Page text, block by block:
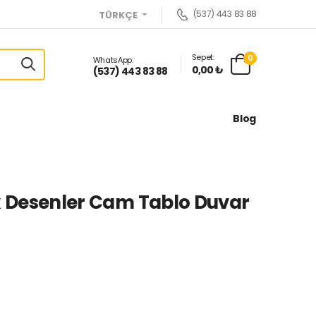
TÜRKÇE (537) 443 83 88
WhatsApp:
(537) 443 83 88
Sepet:
0,00 ₺
0
Blog
Desenler Cam Tablo Duvar